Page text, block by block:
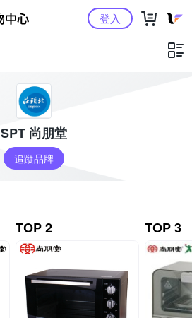
Yahoo購物中心登入
SPT 尚朋堂
追蹤品牌
TOP 2 TOP 3